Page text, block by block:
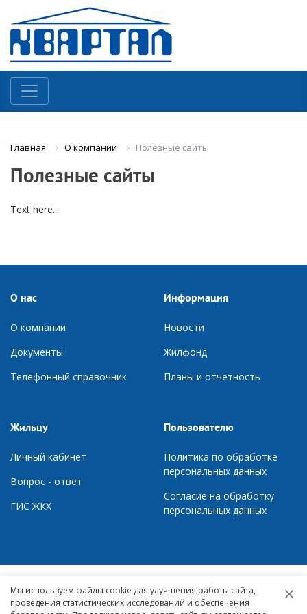
Главная О компании Полезные сайты
Полезные сайты
Text here....
О нас
О компании
Документы
Телефонный справочник
Информация
Новости
Жилфонд
Планы и отчетность
Жильцу
Личный кабинет
Вопрос - ответ
ГИС ЖКХ
Пользователю
Политика по обработке
персональных данных
Согласие на обработку
персональных данных
© 2007 – 2026,
Управляющая компания «Квартал»
Мы используем файлы cookie для улучшения работы сайта,
проведения статистических исследований и обеспечения